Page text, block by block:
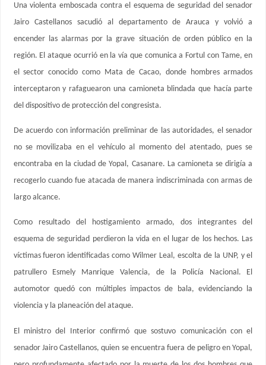
Una violenta emboscada contra el esquema de seguridad del senador
Jairo Castellanos sacudió al departamento de Arauca y volvió a
encender las alarmas por la grave situación de orden público en la
región. El ataque ocurrió en la vía que comunica a Fortul con Tame, en
el sector conocido como Mata de Cacao, donde hombres armados
interceptaron y rafaguearon una camioneta blindada que hacía parte
del dispositivo de protección del congresista.
De acuerdo con información preliminar de las autoridades, el senador
no se movilizaba en el vehículo al momento del atentado, pues se
encontraba en la ciudad de Yopal, Casanare. La camioneta se dirigía a
recogerlo cuando fue atacada de manera indiscriminada con armas de
largo alcance.
Como resultado del hostigamiento armado, dos integrantes del
esquema de seguridad perdieron la vida en el lugar de los hechos. Las
víctimas fueron identificadas como Wilmer Leal, escolta de la UNP, y el
patrullero Esmely Manrique Valencia, de la Policía Nacional. El
automotor quedó con múltiples impactos de bala, evidenciando la
violencia y la planeación del ataque.
El ministro del Interior confirmó que sostuvo comunicación con el
senador Jairo Castellanos, quien se encuentra fuera de peligro en Yopal,